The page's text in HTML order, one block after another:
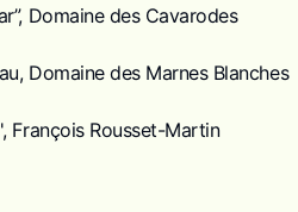
Domaine des Cavarodes
Domaine des Marnes Blanches
François Rousset-Martin